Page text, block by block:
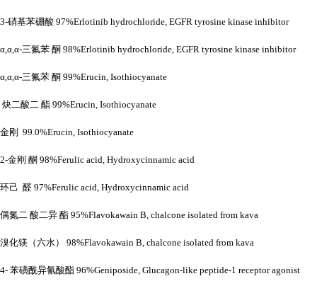
3-硝基苯硼酸 97%Erlotinib hydrochloride, EGFR tyrosine kinase inhibitor
α,α,α-三氟苯 酮 98%Erlotinib hydrochloride, EGFR tyrosine kinase inhibitor
α,α,α-三氟苯 酮 99%Erucin, Isothiocyanate
炔二酸二 酯 99%Erucin, Isothiocyanate
金刚 99.0%Erucin, Isothiocyanate
2-金刚 酮 98%Ferulic acid, Hydroxycinnamic acid
环己 醛 97%Ferulic acid, Hydroxycinnamic acid
偶氮二 酸二异 酯 95%Flavokawain B, chalcone isolated from kava
溴化镁（六水） 98%Flavokawain B, chalcone isolated from kava
4- 苯磺酰异氰酸酯 96%Geniposide, Glucagon-like peptide-1 receptor agonist